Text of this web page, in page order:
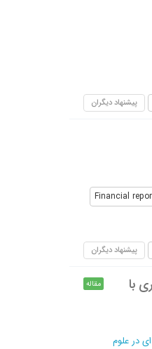
پیشنهاد دیگران
Financial
پیشنهاد دیگران
با
مقاله
در علوم